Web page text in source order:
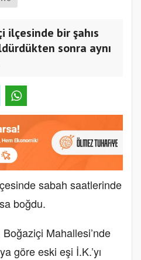
ilçesinde bir şahıs
sonra aynı
sabah saatlerinde
boğdu.
Mahallesi’nde
göre eski eşi İ.K.’yı